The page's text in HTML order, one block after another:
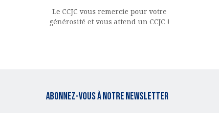
Le CCJC vous remercie pour votre
générosité et vous attend un CCJC !
Abonnez-vous à notre Newsletter